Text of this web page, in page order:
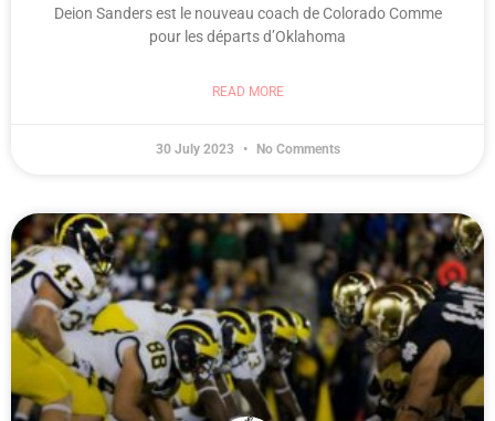
Deion Sanders est le nouveau coach de Colorado Comme
pour les départs d’Oklahoma
READ MORE
30 July 2023 No Comments